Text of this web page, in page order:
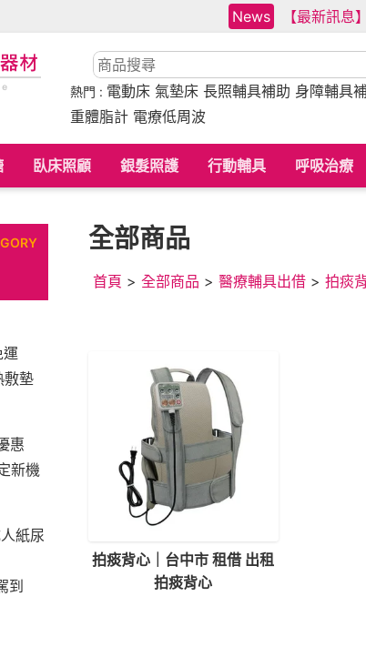
News 【最新訊
熱門 : 電動床 氣墊床 長照輔具補助 身障輔具
重體脂計 電療低周波
臥床照顧 銀髮照護 行動輔具 呼吸治療
墊
惠
新機
紙尿
到
全部商品
首頁 > 全部商品 > 醫療輔具出借 > 拍痰
拍痰背心｜台中市 租借 出租
拍痰背心